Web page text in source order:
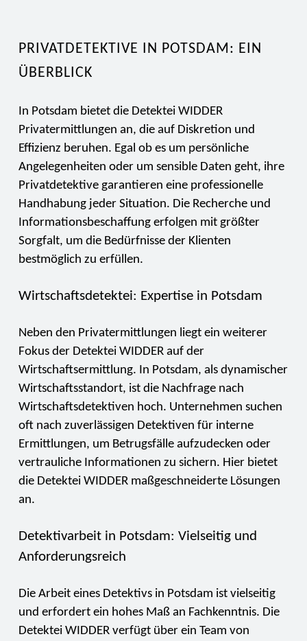
PRIVATDETEKTIVE IN POTSDAM: EIN
ÜBERBLICK
In Potsdam bietet die Detektei WIDDER
Privatermittlungen an, die auf Diskretion und
Effizienz beruhen. Egal ob es um persönliche
Angelegenheiten oder um sensible Daten geht, ihre
Privatdetektive garantieren eine professionelle
Handhabung jeder Situation. Die Recherche und
Informationsbeschaffung erfolgen mit größter
Sorgfalt, um die Bedürfnisse der Klienten
bestmöglich zu erfüllen.
Wirtschaftsdetektei: Expertise in Potsdam
Neben den Privatermittlungen liegt ein weiterer
Fokus der Detektei WIDDER auf der
Wirtschaftsermittlung. In Potsdam, als dynamischer
Wirtschaftsstandort, ist die Nachfrage nach
Wirtschaftsdetektiven hoch. Unternehmen suchen
oft nach zuverlässigen Detektiven für interne
Ermittlungen, um Betrugsfälle aufzudecken oder
vertrauliche Informationen zu sichern. Hier bietet
die Detektei WIDDER maßgeschneiderte Lösungen
an.
Detektivarbeit in Potsdam: Vielseitig und
Anforderungsreich
Die Arbeit eines Detektivs in Potsdam ist vielseitig
und erfordert ein hohes Maß an Fachkenntnis. Die
Detektei WIDDER verfügt über ein Team von